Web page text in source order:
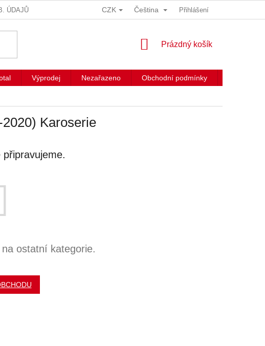
ÚDAJŮ CZK Čeština Přihlášení
NÁKUPNÍ
Prázdný košík
Výprodej Nezařazeno Obchodní podmínky
Karoserie
ostatní kategorie.